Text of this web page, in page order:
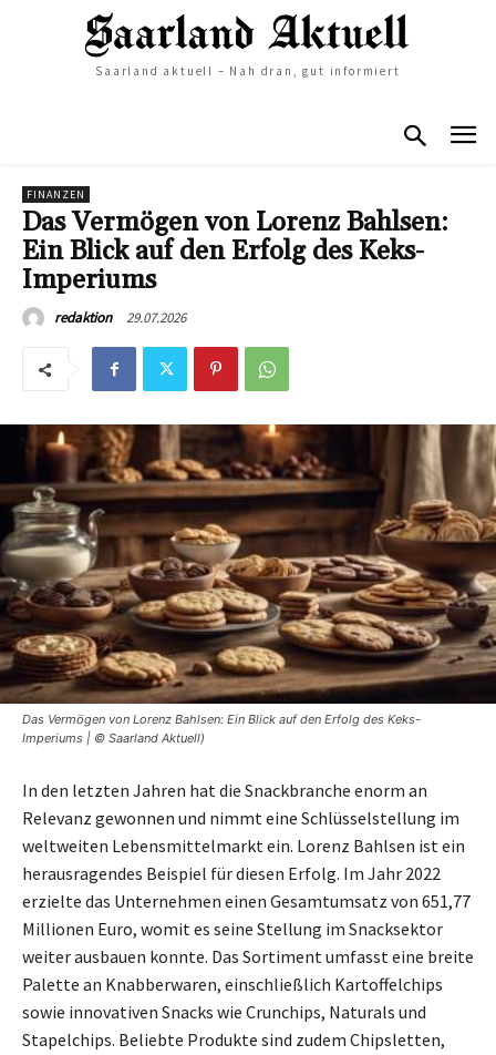
Saarland aktuell – Nah dran, gut informiert
FINANZEN
Das Vermögen von Lorenz Bahlsen:
Ein Blick auf den Erfolg des Keks-
Imperiums
redaktion 29.07.2026
Das Vermögen von Lorenz Bahlsen: Ein Blick auf den Erfolg des Keks-
Imperiums | © Saarland Aktuell)
In den letzten Jahren hat die Snackbranche enorm an
Relevanz gewonnen und nimmt eine Schlüsselstellung im
weltweiten Lebensmittelmarkt ein. Lorenz Bahlsen ist ein
herausragendes Beispiel für diesen Erfolg. Im Jahr 2022
erzielte das Unternehmen einen Gesamtumsatz von 651,77
Millionen Euro, womit es seine Stellung im Snacksektor
weiter ausbauen konnte. Das Sortiment umfasst eine breite
Palette an Knabberwaren, einschließlich Kartoffelchips
sowie innovativen Snacks wie Crunchips, Naturals und
Stapelchips. Beliebte Produkte sind zudem Chipsletten,